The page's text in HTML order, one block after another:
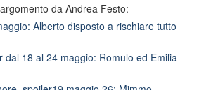
da Andrea Festo:
Alberto disposto a rischiare tutto
dal 18 al 24 maggio: Romulo ed Emilia